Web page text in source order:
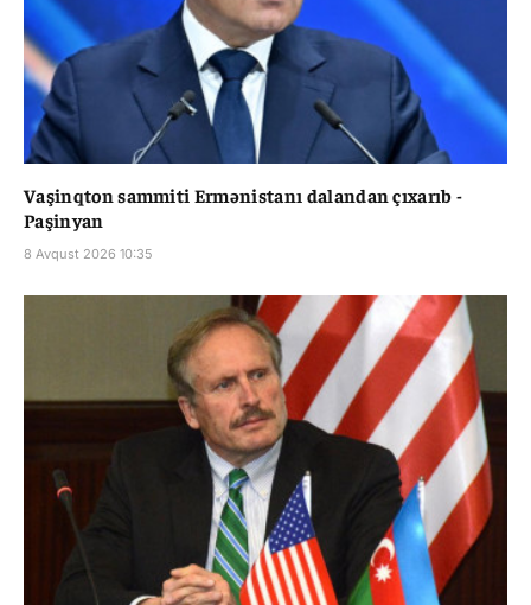
Vaşinqton sammiti Ermənistanı dalandan çıxarıb -
Paşinyan
8 Avqust 2026 10:35